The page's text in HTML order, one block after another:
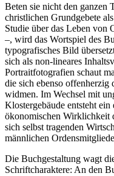
Beten sie nicht den ganzen
christlichen Grundgebete
Studie über das Leben von
–, wird das Wortspiel des
typografisches Bild
sich als non-lineares
Portraitfotografien schaut
die sich ebenso
widmen. Im Wechsel mit
Klostergebäude entsteht
ökonomischen Wirklichkeit
sich selbst tragenden
männlichen
Die Buchgestaltung wagt
Schriftcharaktere: An den